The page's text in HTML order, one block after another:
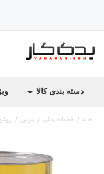
دسته بندی کالا
خانه قطعات یدکی موتور